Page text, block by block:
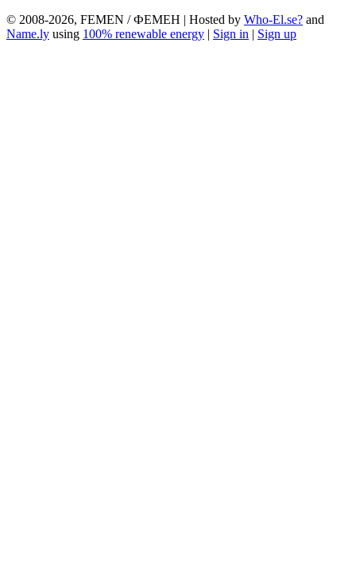
© 2008-2026, FEMEN / ФЕМЕН | Hosted by Who-El.se? and
Name.ly using 100% renewable energy | Sign in | Sign up